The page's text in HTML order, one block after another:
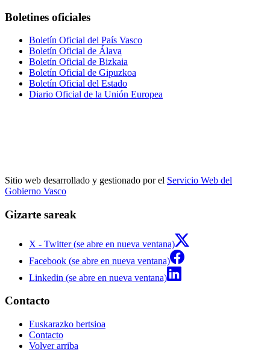
Boletines oficiales
Boletín Oficial del País Vasco
Boletín Oficial de Álava
Boletín Oficial de Bizkaia
Boletín Oficial de Gipuzkoa
Boletín Oficial del Estado
Diario Oficial de la Unión Europea
Sitio web desarrollado y gestionado por el Servicio Web del
Gobierno Vasco
Gizarte sareak
X - Twitter (se abre en nueva ventana)
Facebook (se abre en nueva ventana)
Linkedin (se abre en nueva ventana)
Contacto
Euskarazko bertsioa
Contacto
Volver arriba